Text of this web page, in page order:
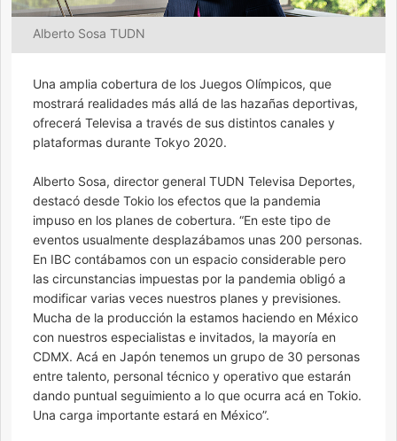
Alberto Sosa TUDN
Una amplia cobertura de los Juegos Olímpicos, que
mostrará realidades más allá de las hazañas deportivas,
ofrecerá Televisa a través de sus distintos canales y
plataformas durante Tokyo 2020.
Alberto Sosa, director general TUDN Televisa Deportes,
destacó desde Tokio los efectos que la pandemia
impuso en los planes de cobertura. “En este tipo de
eventos usualmente desplazábamos unas 200 personas.
En IBC contábamos con un espacio considerable pero
las circunstancias impuestas por la pandemia obligó a
modificar varias veces nuestros planes y previsiones.
Mucha de la producción la estamos haciendo en México
con nuestros especialistas e invitados, la mayoría en
CDMX. Acá en Japón tenemos un grupo de 30 personas
entre talento, personal técnico y operativo que estarán
dando puntual seguimiento a lo que ocurra acá en Tokio.
Una carga importante estará en México”.